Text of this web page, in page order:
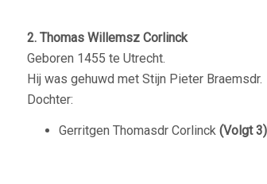
2. Thomas Willemsz Corlinck
Geboren 1455 te Utrecht.
Hij was gehuwd met Stijn Pieter Braemsdr.
Dochter:
Gerritgen Thomasdr Corlinck (Volgt 3)